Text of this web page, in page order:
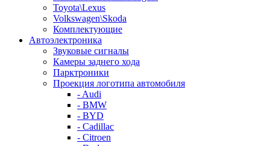
Toyota\Lexus
Volkswagen\Skoda
Комплектующие
Автоэлектроника
Звуковые сигналы
Камеры заднего хода
Парктроники
Проекция логотипа автомобиля
- Audi
- BMW
- BYD
- Cadillac
- Citroen